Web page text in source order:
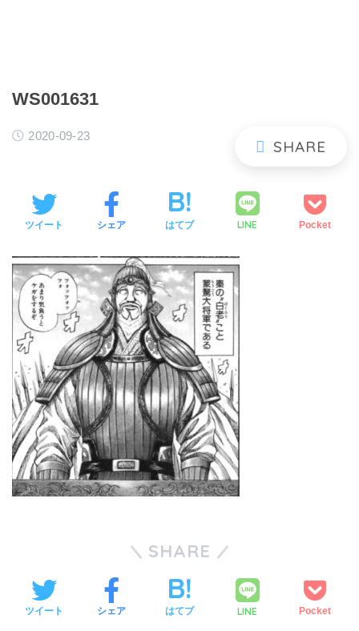
WS001631
2020-09-23
ツイート シェア はてブ LINE Pocket
SHARE
ツイート シェア はてブ LINE Pocket